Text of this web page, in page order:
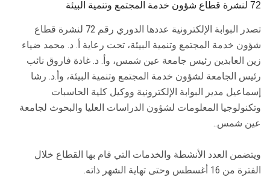
72 لنشرة قطاع شؤون خدمة المجتمع وتنمية البيئة
تصدر البوابة الإلكترونية عددها الدوري رقم 72 لنشرة قطاع
شؤون خدمة ‏المجتمع وتنمية البيئة، تحت رعاية أ. د. محمد ضياء
زين العابدين رئيس جامعة عين شمس، وأ. د. غادة فاروق نائب
رئيس الجامعة لشؤون خدمة المجتمع وتنمية البيئة، وأ.د. رشا
إسماعيل مدير البوابة الإلكترونية ووكيل كلية الحاسبات
وتكنولوجيا المعلومات لشؤون الدراسات العليا والبحوث لجامعة
عين شمس..
ويتضمن العدد الأنشطة والخدمات التي قام بها القطاع خلال
الفترة من 16 أغسطس وحتى تهاية الشهر ذاته.